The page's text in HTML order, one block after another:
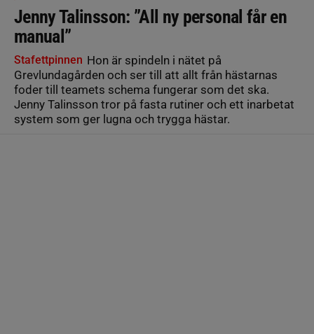
Jenny Talinsson: ”All ny personal får en
manual”
Stafettpinnen Hon är spindeln i nätet på
Grevlundagården och ser till att allt från hästarnas
foder till teamets schema fungerar som det ska.
Jenny Talinsson tror på fasta rutiner och ett inarbetat
system som ger lugna och trygga hästar.